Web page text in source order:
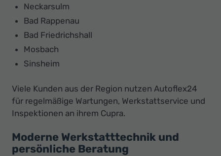
Neckarsulm
Bad Rappenau
Bad Friedrichshall
Mosbach
Sinsheim
Viele Kunden aus der Region nutzen Autoflex24
für regelmäßige Wartungen, Werkstattservice und
Inspektionen an ihrem Cupra.
Moderne Werkstatttechnik und
persönliche Beratung